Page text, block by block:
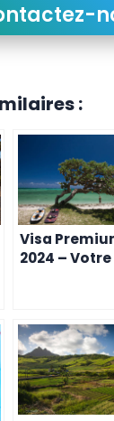
:
Visa
2024 – Votre
Maurice